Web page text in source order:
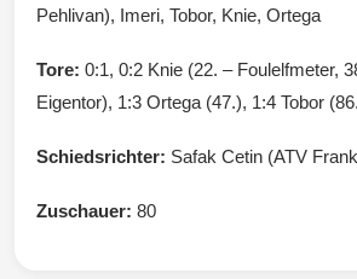
Pehlivan), Imeri, Tobor, Knie, Ortega
Tore: 0:1, 0:2 Knie (22. – Foulelfmeter,
Eigentor), 1:3 Ortega (47.), 1:4 Tobor
Schiedsrichter: Safak Cetin (ATV
Zuschauer: 80